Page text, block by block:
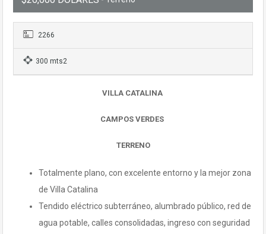
2266
300 mts2
VILLA CATALINA
CAMPOS VERDES
TERRENO
Totalmente plano, con excelente entorno y la mejor zona
de Villa Catalina
Tendido eléctrico subterráneo, alumbrado público, red de
agua potable, calles consolidadas, ingreso con seguridad